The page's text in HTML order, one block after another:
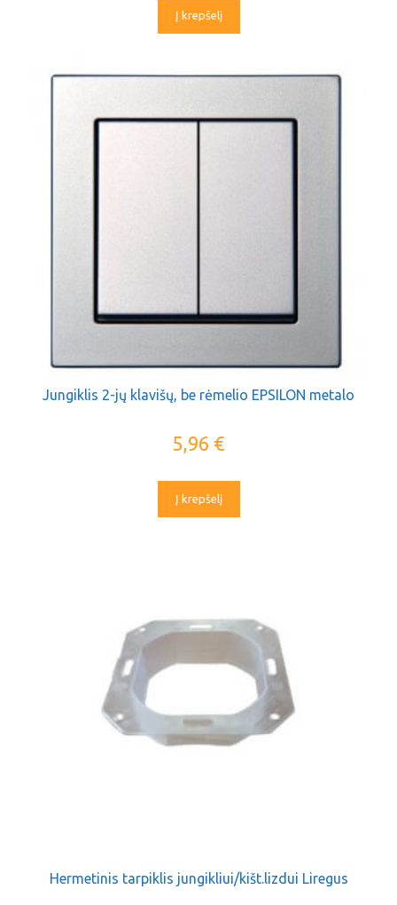
Į krepšelį
Jungiklis 2-jų klavišų, be rėmelio EPSILON metalo
5,96 €
Į krepšelį
Hermetinis tarpiklis jungikliui/kišt.lizdui Liregus